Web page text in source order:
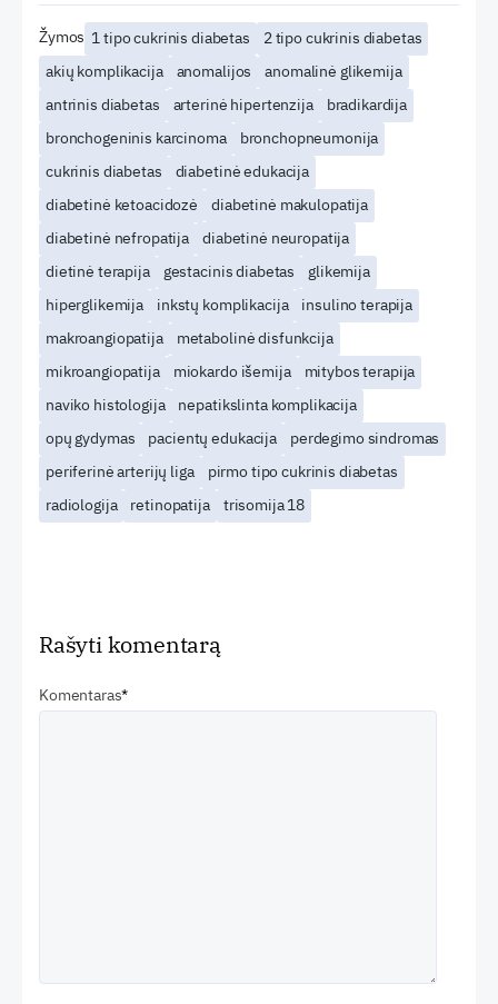
Žymos 1 tipo cukrinis diabetas
2 tipo cukrinis diabetas
akių komplikacija
anomalijos
anomalinė glikemija
antrinis diabetas
arterinė hipertenzija
bradikardija
bronchogeninis karcinoma
bronchopneumonija
cukrinis diabetas
diabetinė edukacija
diabetinė ketoacidozė
diabetinė makulopatija
diabetinė nefropatija
diabetinė neuropatija
dietinė terapija
gestacinis diabetas
glikemija
hiperglikemija
inkstų komplikacija
insulino terapija
makroangiopatija
metabolinė disfunkcija
mikroangiopatija
miokardo išemija
mitybos terapija
naviko histologija
nepatikslinta komplikacija
opų gydymas
pacientų edukacija
perdegimo sindromas
periferinė arterijų liga
pirmo tipo cukrinis diabetas
radiologija
retinopatija trisomija 18
Rašyti komentarą
Komentaras